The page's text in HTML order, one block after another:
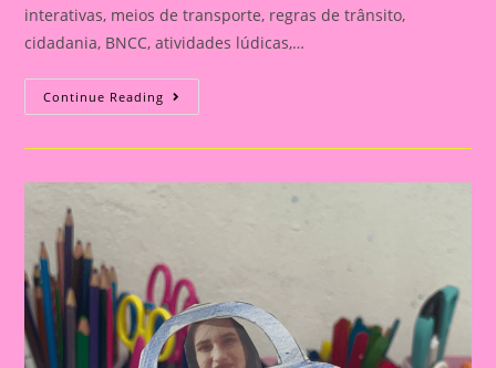
interativas, meios de transporte, regras de trânsito,
cidadania, BNCC, atividades lúdicas,…
Continue Reading ATIVIDADE
INTERATIVA
O
E